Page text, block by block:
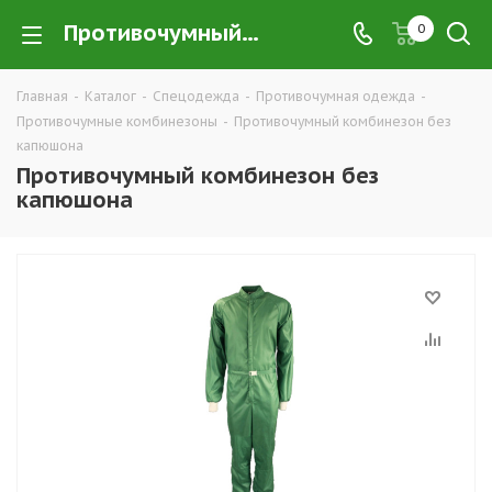
Противочумный комбинезон без капюшона купить в Екатеринбурге по низким ценам оптом — интернет-магазин противочумной спецодежды в розницу компании ТД УРАЛСИЗ 0
Главная - Каталог - Спецодежда - Противочумная одежда -
Противочумные комбинезоны - Противочумный комбинезон без
капюшона
Противочумный комбинезон без
капюшона